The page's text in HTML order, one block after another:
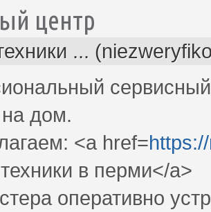
центр
...
дом.
<a href=
в перми</a>
оперативно